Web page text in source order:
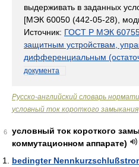
выдерживать в заданных
[МЭК 60050 (442-05-28),
Источник: ГОСТ Р МЭК
защитным устройствам,
дифференциальным
документа
Русско-английский словарь
условный ток короткого замыкания
6
условный ток короткого
коммутационном аппарате)
bedingter